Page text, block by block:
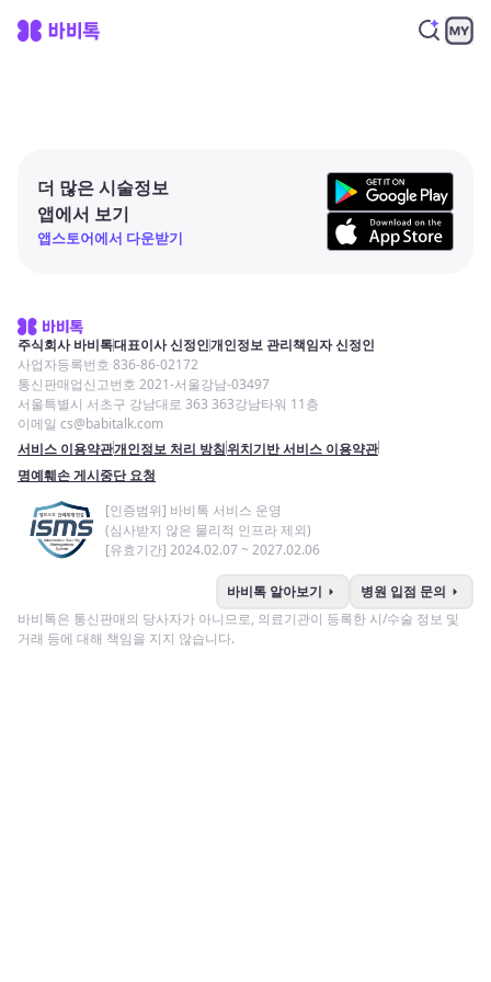
더 많은 시술정보
앱에서 보기
앱스토어에서 다운받기
주식회사 바비톡대표이사 신정인개인정보 관리책임자 신정인
사업자등록번호 836-86-02172
통신판매업신고번호 2021-서울강남-03497
서울특별시 서초구 강남대로 363 363강남타워 11층
이메일 cs@babitalk.com
서비스 이용약관개인정보 처리 방침위치기반 서비스 이용약관
명예훼손 게시중단 요청
[인증범위] 바비톡 서비스 운영
(심사받지 않은 물리적 인프라 제외)
[유효기간] 2024.02.07 ~ 2027.02.06
바비톡 알아보기 arrow_right 병원 입점 문의 arrow_right
바비톡은 통신판매의 당사자가 아니므로, 의료기관이 등록한 시/수술 정보 및
거래 등에 대해 책임을 지지 않습니다.